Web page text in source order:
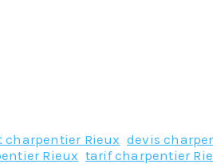
charpentier Rieux ,devis
Rieux tarif charpentier